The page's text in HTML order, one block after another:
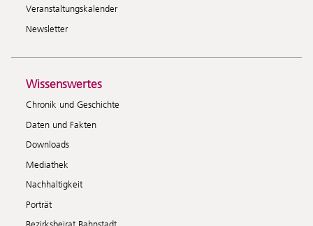
Veranstaltungskalender
Newsletter
Wissenswertes
Chronik und Geschichte
Daten und Fakten
Downloads
Mediathek
Nachhaltigkeit
Porträt